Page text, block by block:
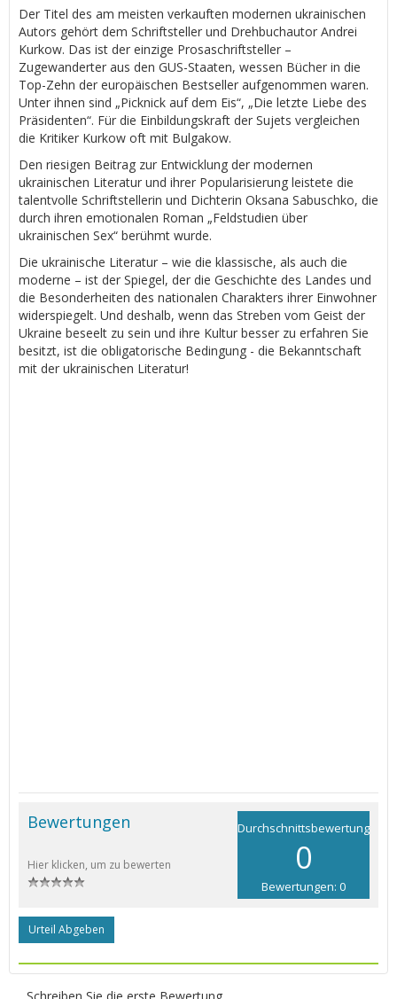
Der Titel des am meisten verkauften modernen ukrainischen
Autors gehört dem Schriftsteller und Drehbuchautor Andrei
Kurkow. Das ist der einzige Prosaschriftsteller –
Zugewanderter aus den GUS-Staaten, wessen Bücher in die
Top-Zehn der europäischen Bestseller aufgenommen waren.
Unter ihnen sind „Picknick auf dem Eis“, „Die letzte Liebe des
Präsidenten“. Für die Einbildungskraft der Sujets vergleichen
die Kritiker Kurkow oft mit Bulgakow.
Den riesigen Beitrag zur Entwicklung der modernen
ukrainischen Literatur und ihrer Popularisierung leistete die
talentvolle Schriftstellerin und Dichterin Oksana Sabuschko, die
durch ihren emotionalen Roman „Feldstudien über
ukrainischen Sex“ berühmt wurde.
Die ukrainische Literatur – wie die klassische, als auch die
moderne – ist der Spiegel, der die Geschichte des Landes und
die Besonderheiten des nationalen Charakters ihrer Einwohner
widerspiegelt. Und deshalb, wenn das Streben vom Geist der
Ukraine beseelt zu sein und ihre Kultur besser zu erfahren Sie
besitzt, ist die obligatorische Bedingung - die Bekanntschaft
mit der ukrainischen Literatur!
Durchschnittsbewertung
0
Bewertungen: 0
Bewertungen
Hier klicken, um zu bewerten
Urteil Abgeben
Schreiben Sie die erste Bewertung